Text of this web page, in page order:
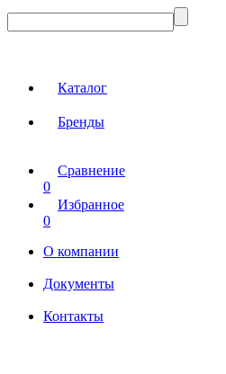
Каталог
Бренды
Сравнение
0
Избранное
0
О компании
Документы
Контакты